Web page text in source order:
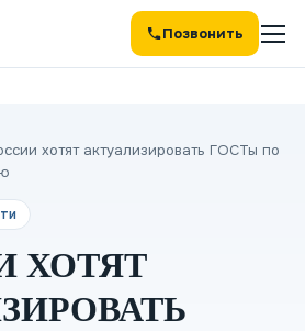
Позвонить
хотят актуализировать ГОСТы по
ХОТЯТ